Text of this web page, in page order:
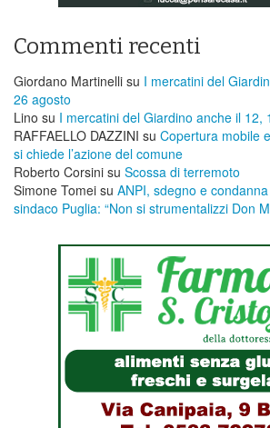
Commenti recenti
Giordano Martinelli su I mercatini del
26 agosto
Lino su I mercatini del Giardino anche il 12,
RAFFAELLO DAZZINI su ​Copertura mobile
si chiede l’azione del comune
Roberto Corsini su Scossa di terremoto
Simone Tomei su ANPI, sdegno e
sindaco Puglia: “Non si strumentalizzi Don